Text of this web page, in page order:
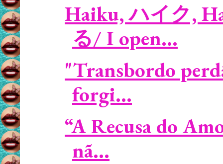
Haiku, ハイク,
る/ I open...
"Transbordo
forgi...
“A Recusa do
nã...